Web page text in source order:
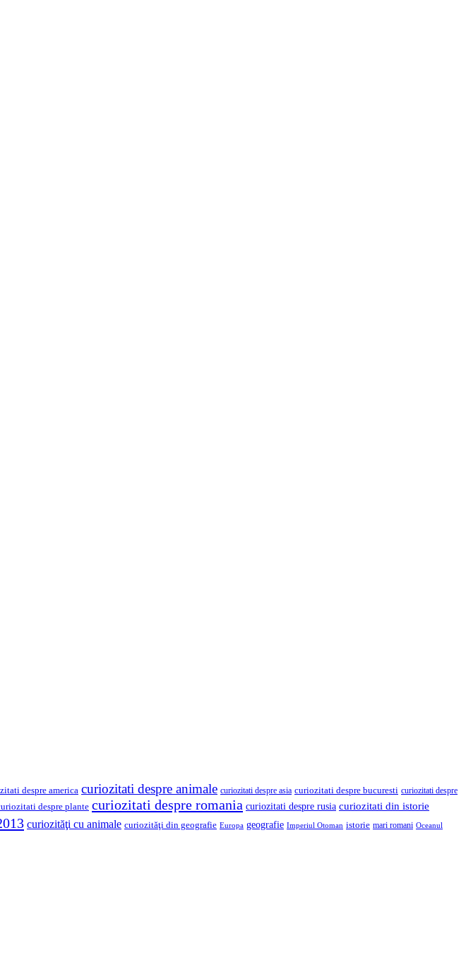
despre america curiozitati despre animale curiozitati despre asia curiozitati despre bucuresti curiozitati despre
despre plante curiozitati despre romania curiozitati despre rusia curiozitati din istorie
curiozităţi cu animale curiozităţi din geografie Europa geografie Imperiul Otoman istorie mari romani Oceanul